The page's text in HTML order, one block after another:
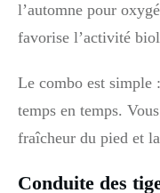
l’automne pour
favorise l’activité
Le combo est simple
temps en temps.
fraîcheur du pied et
Conduite des